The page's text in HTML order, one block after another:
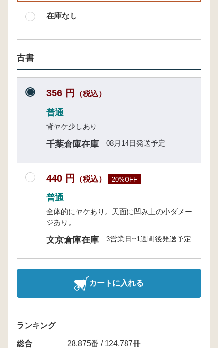
在庫なし
古書
356 円 （税込）
普通
背ヤケ少しあり
千葉倉庫在庫 08月14日発送予定
440 円 （税込） 20%OFF
普通
全体的にヤケあり。天面に凹み上の小ダメー
ジあり。
文京倉庫在庫 3営業日~1週間後発送予定
カートに入れる
ランキング
総合
28,875番 / 124,787冊